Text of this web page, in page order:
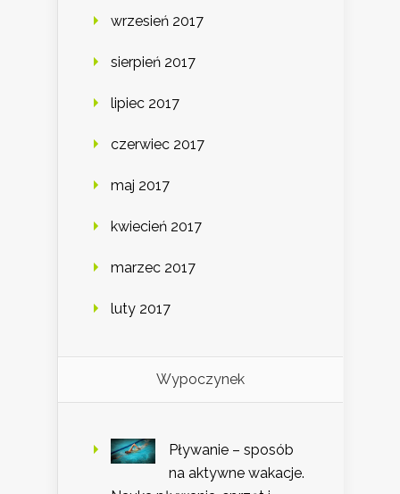
wrzesień 2017
sierpień 2017
lipiec 2017
czerwiec 2017
maj 2017
kwiecień 2017
marzec 2017
luty 2017
Wypoczynek
Pływanie – sposób
na aktywne wakacje.